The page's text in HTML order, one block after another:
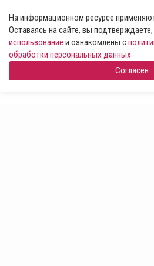
На информационном ресурсе
Оставаясь на сайте, вы
использование и ознакомлены с
обработки персональных данных
Согласен